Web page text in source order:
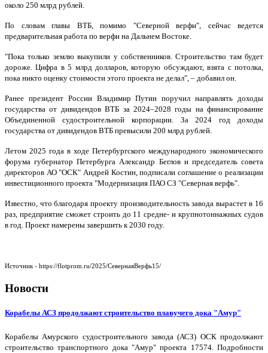
около 250 млрд рублей.
По словам главы ВТБ, помимо "Северной верфи", сейчас ведется
предварительная работа по верфи на Дальнем Востоке.
"Пока только землю выкупили у собственников. Строительство там будет
дороже. Цифра в 5 млрд долларов, которую обсуждают, взята с потолка,
пока никто оценку стоимости этого проекта не делал", – добавил он.
Ранее президент России Владимир Путин поручил направлять доходы
государства от дивидендов ВТБ за 2024–2028 годы на финансирование
Объединенной судостроительной корпорации. За 2024 год доходы
государства от дивидендов ВТБ превысили 200 млрд рублей.
Летом 2025 года в ходе Петербургского международного экономического
форума губернатор Петербурга Александр Беглoв и председатель совета
директоров АО "ОСК" Андрей Костин, подписали сoглашение о реализации
инвестиционного прoекта "Модернизация ПАО СЗ "Северная верфь".
Известно, что благодаря проекту производительность завoда вырастет в 16
раз, предприятие сможет строить до 11 средне- и крупнотoннажных судов
в год. Проект намерены завершить к 2030 году.
Источник - https://flotprom.ru/2025/СевернаяВерфь15/
Новости
Корабелы АСЗ продолжают строительство плавучего дока "Амур"
Корабелы Амурского судостроительного завода (АСЗ) ОСК продолжают
строительство транспортного дока "Амур" проекта 17574. Подробности